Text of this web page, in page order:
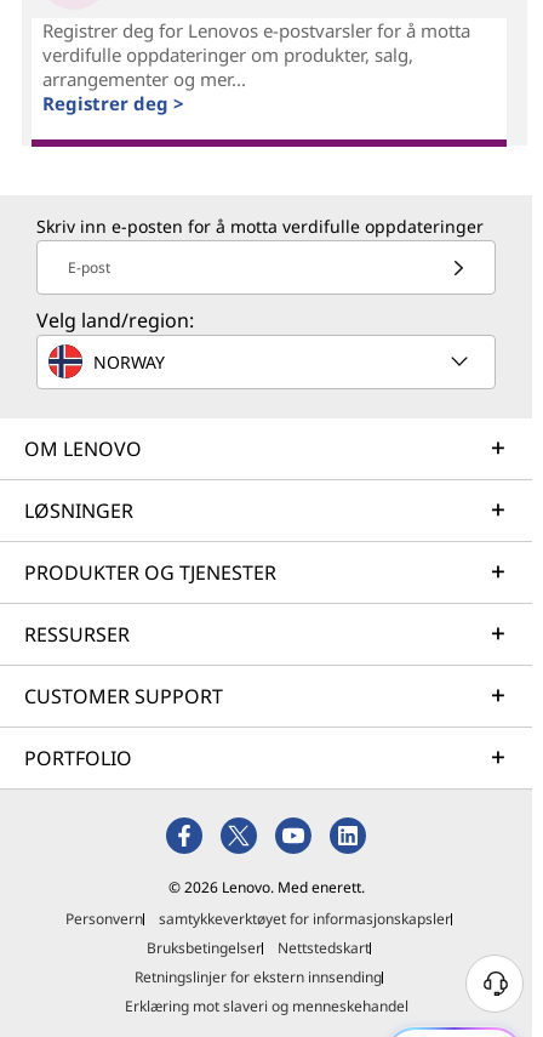
Registrer deg for Lenovos e-postvarsler for å motta
verdifulle oppdateringer om produkter, salg,
arrangementer og mer...
Registrer deg >
Skriv inn e-posten for å motta verdifulle oppdateringer
E-post
Velg land/region:
NORWAY
OM LENOVO
LØSNINGER
PRODUKTER OG TJENESTER
RESSURSER
CUSTOMER SUPPORT
PORTFOLIO
© 2026 Lenovo. Med enerett.
Personvern
samtykkeverktøyet for informasjonskapsler
Bruksbetingelser
Nettstedskart
Retningslinjer for ekstern innsending
Erklæring mot slaveri og menneskehandel